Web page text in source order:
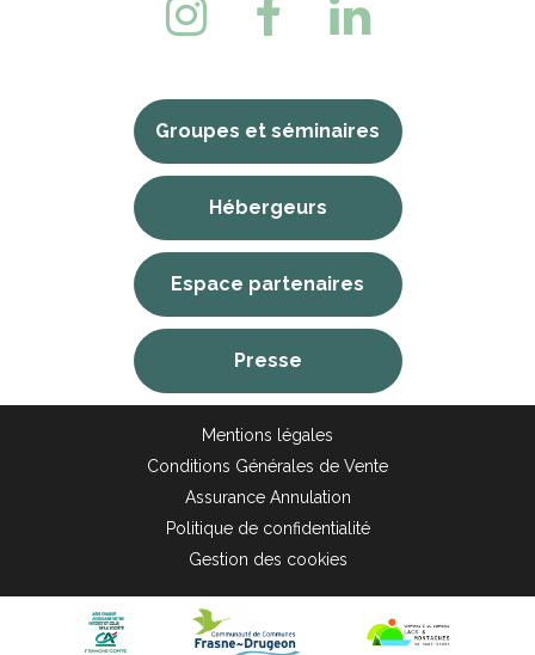
Groupes et séminaires
Hébergeurs
Espace partenaires
Presse
Mentions légales
Conditions Générales de Vente
Assurance Annulation
Politique de confidentialité
Gestion des cookies